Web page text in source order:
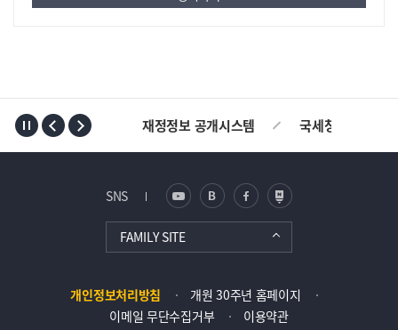
재정정보 공개시스템 국세청
SNS
FAMILY SITE
개인정보처리방침
개원 30주년 홈페이지
이메일 무단수집거부
이용약관